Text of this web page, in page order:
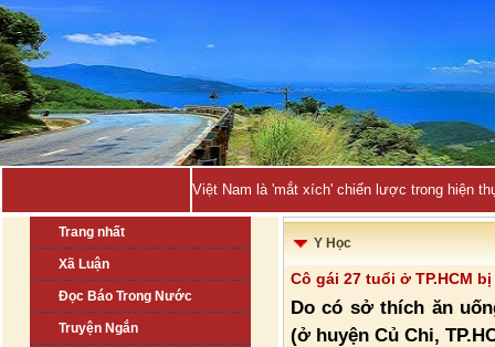
Việt Nam là 'mắt xích' chiến lược trong hiện
Trang nhất
Xã Luận
Đọc Báo Trong Nước
Truyện Ngắn
Y Học
Cô gái 27 tuổi ở TP.HCM
Do có sở thích ăn
(ở huyện Củ Chi,